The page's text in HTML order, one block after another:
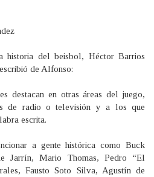
del beisbol, Héctor Barrios
de Alfonso:
destacan en otras áreas del juego,
de radio o televisión y a los que
escrita.
a gente histórica como Buck
Jarrín, Mario Thomas, Pedro “El
Fausto Soto Silva, Agustín de